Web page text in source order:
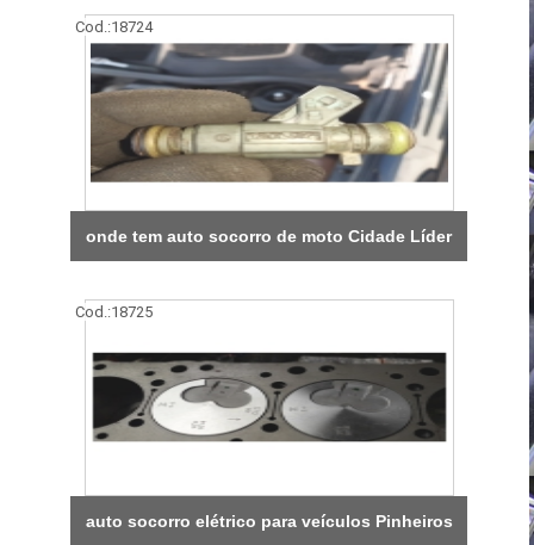
Cod.:18724
onde tem auto socorro de moto Cidade Líder
Cod.:18725
auto socorro elétrico para veículos Pinheiros